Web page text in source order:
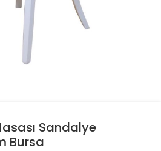
Sandalye
Bursa